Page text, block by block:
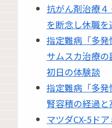
抗がん剤治療
を断念し休職
指定難病「多発
サムスカ治療
初日の体験談
指定難病「多発
腎容積の経過と
マツダCX-5ド